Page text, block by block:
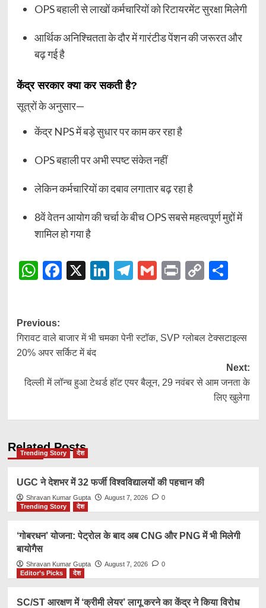
OPS बहाली से लाखों कर्मचारियों को रिटायरमेंट सुरक्षा मिलेगी
आर्थिक अनिश्चितता के दौर में गारंटीड पेंशन की जरूरत और
बढ़ गई है
केंद्र सरकार क्या कर सकती है?
सूत्रों के अनुसार—
केंद्र NPS में बड़े सुधार पर काम कर रहा है
OPS बहाली पर अभी स्पष्ट संकेत नहीं
लेकिन कर्मचारियों का दबाव लगातार बढ़ रहा है
8वें वेतन आयोग की चर्चा के बीच OPS सबसे महत्वपूर्ण मुद्दों में
शामिल हो गया है
WhatsApp
Facebook
X LinkedIn
Telegram
Gmail
Print
Copy
Post
navigation
Previous:
गिरावट वाले बाजार में भी चमका पेनी स्टॉक, SVP ग्लोबल टेक्सटाइल्स
20% अपर सर्किट में बंद
Next:
दिल्ली में लॉन्च हुआ टेथर्ड हॉट एयर बैलून, 29 नवंबर से आम जनता के
लिए खुलेगा
Related Posts
Trending Story देश
UGC ने देशभर में 32 फर्जी विश्वविद्यालयों की पहचान की
Shravan Kumar Gupta August 7, 2026
0
Trending Story
देश
‘गोबरधन’ योजना: पेट्रोल के बाद अब CNG और PNG में भी मिलेगी
बायोगैस
Shravan Kumar Gupta August 7, 2026
0
Editor’s Picks
देश
SC/ST आरक्षण में ‘क्रीमी लेयर’ लागू करने का केंद्र ने किया विरोध